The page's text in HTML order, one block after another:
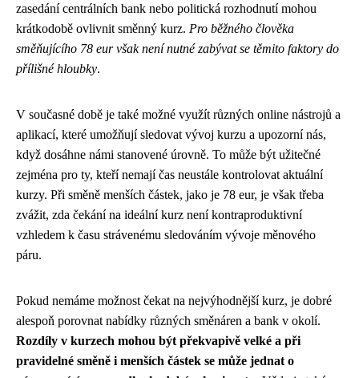
zasedání centrálních bank nebo politická rozhodnutí mohou
krátkodobě ovlivnit směnný kurz. Pro běžného člověka
směňujícího 78 eur však není nutné zabývat se těmito faktory do
přílišné hloubky.
V současné době je také možné využít různých online nástrojů a
aplikací, které umožňují sledovat vývoj kurzu a upozorní nás,
když dosáhne námi stanovené úrovně. To může být užitečné
zejména pro ty, kteří nemají čas neustále kontrolovat aktuální
kurzy. Při směně menších částek, jako je 78 eur, je však třeba
zvážit, zda čekání na ideální kurz není kontraproduktivní
vzhledem k času strávenému sledováním vývoje měnového
páru.
Pokud nemáme možnost čekat na nejvýhodnější kurz, je dobré
alespoň porovnat nabídky různých směnáren a bank v okolí.
Rozdíly v kurzech mohou být překvapivě velké a při
pravidelné směně i menších částek se může jednat o